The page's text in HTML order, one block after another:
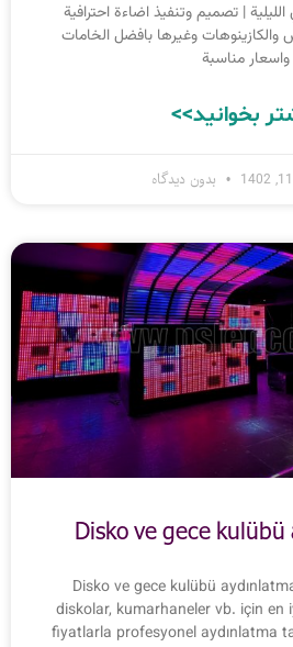
| تصميم وتنفيذ اضاءة احترافية
وغيرها بافضل الخامات
مناسبة
بخوانید>>
بدون دیدگاه
Disko ve gece
Disko ve gece kulübü
diskolar, kumarhaneler vb.
fiyatlarla profesyonel